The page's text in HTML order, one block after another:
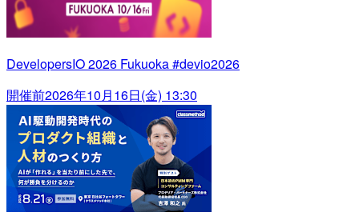
DevelopersIO 2026 Fukuoka #devio2026
開催前2026年10月16日(金) 13:30